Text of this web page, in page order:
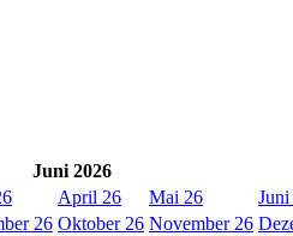
Juni 2026
April 26 Mai 26
26 Oktober 26 November 26